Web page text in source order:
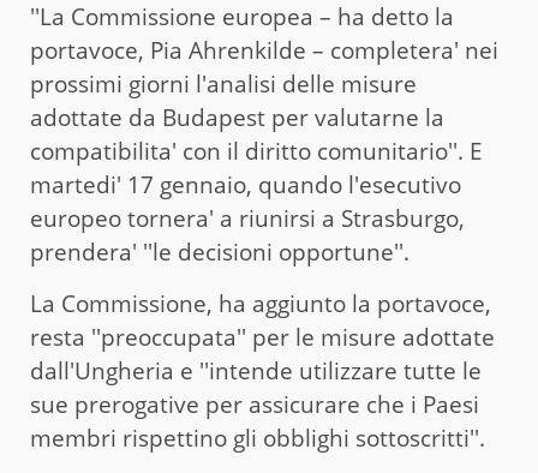
''La Commissione europea – ha detto la
portavoce, Pia Ahrenkilde – completera' nei
prossimi giorni l'analisi delle misure
adottate da Budapest per valutarne la
compatibilita' con il diritto comunitario''. E
martedi' 17 gennaio, quando l'esecutivo
europeo tornera' a riunirsi a Strasburgo,
prendera' ''le decisioni opportune''.
La Commissione, ha aggiunto la portavoce,
resta ''preoccupata'' per le misure adottate
dall'Ungheria e ''intende utilizzare tutte le
sue prerogative per assicurare che i Paesi
membri rispettino gli obblighi sottoscritti''.